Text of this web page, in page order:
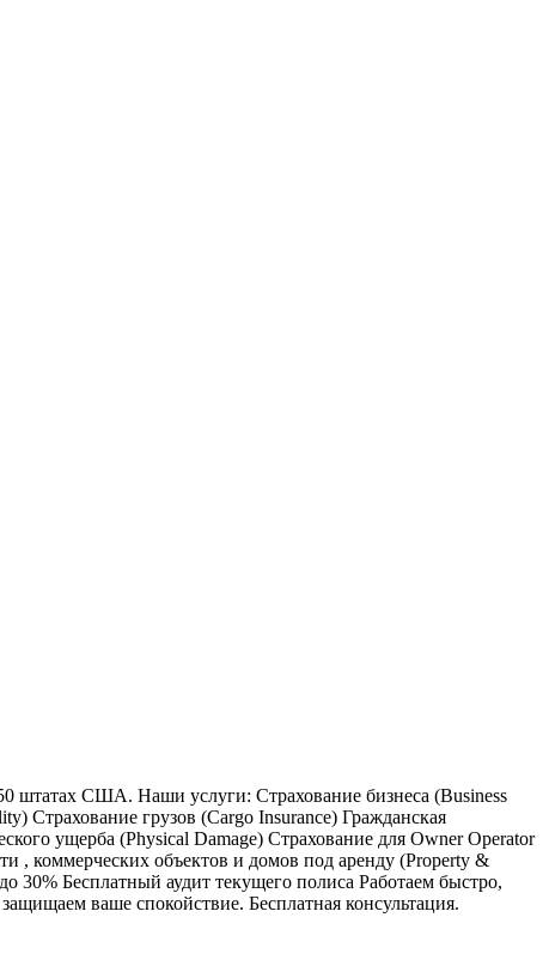
штатах США. Наши услуги: Страхование бизнеса (Business
Страхование грузов (Cargo Insurance) Гражданская
ущерба (Physical Damage) Страхование для Owner Operator
, коммерческих объектов и домов под аренду (Property &
30% Бесплатный аудит текущего полиса Работаем быстро,
ваше спокойствие. Бесплатная консультация.